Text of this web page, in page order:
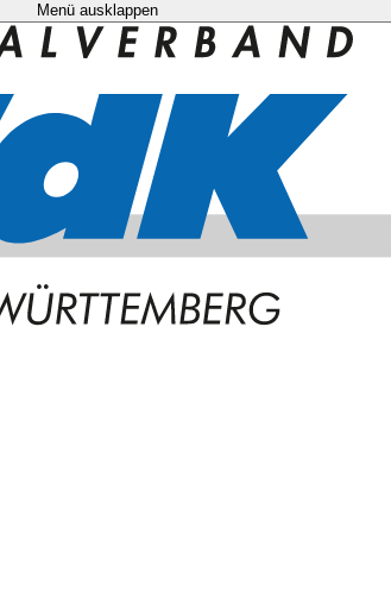
Menü ausklappen